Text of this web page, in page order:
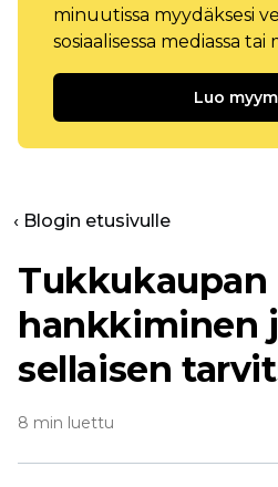
minuutissa myydäksesi
sosiaalisessa mediassa
Luo
‹ Blogin etusivulle
Tukkukaupan
hankkiminen
sellaisen
8 min luettu